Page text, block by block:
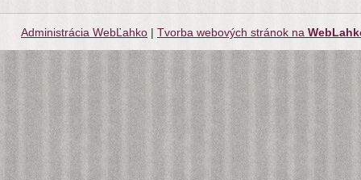
Administrácia WebĽahko | Tvorba webových stránok na